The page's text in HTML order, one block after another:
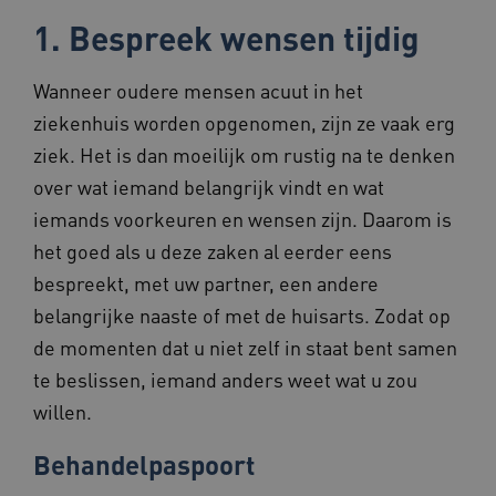
1. Bespreek wensen tijdig
Wanneer oudere mensen acuut in het
ziekenhuis worden opgenomen, zijn ze vaak erg
ziek. Het is dan moeilijk om rustig na te denken
over wat iemand belangrijk vindt en wat
iemands voorkeuren en wensen zijn. Daarom is
het goed als u deze zaken al eerder eens
bespreekt, met uw partner, een andere
belangrijke naaste of met de huisarts. Zodat op
de momenten dat u niet zelf in staat bent samen
te beslissen, iemand anders weet wat u zou
willen.
Behandelpaspoort